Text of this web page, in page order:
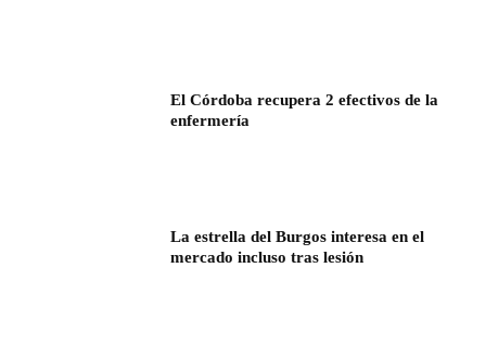
El Córdoba recupera 2 efectivos de la
enfermería
La estrella del Burgos interesa en el
mercado incluso tras lesión